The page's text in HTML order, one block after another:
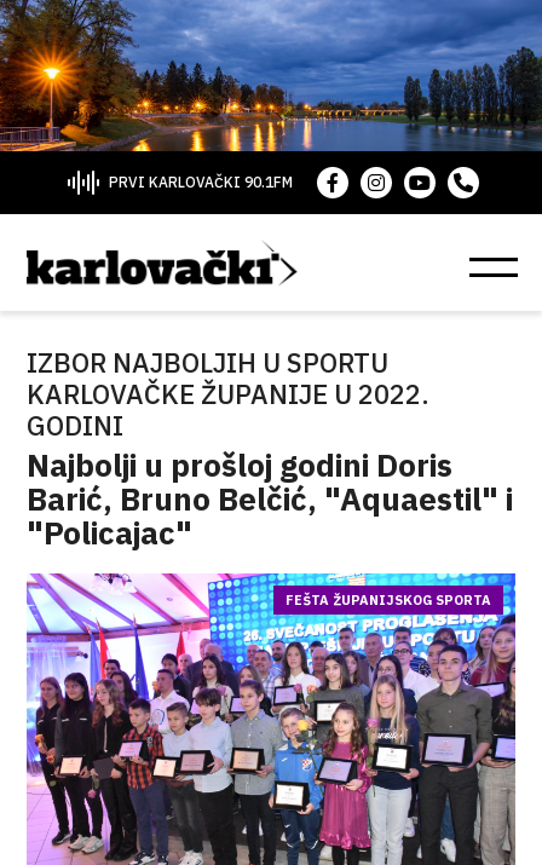
PRVI KARLOVAČKI 90.1FM
IZBOR NAJBOLJIH U SPORTU
KARLOVAČKE ŽUPANIJE U 2022.
GODINI
Najbolji u prošloj godini Doris
Barić, Bruno Belčić, "Aquaestil" i
"Policajac"
FEŠTA ŽUPANIJSKOG SPORTA